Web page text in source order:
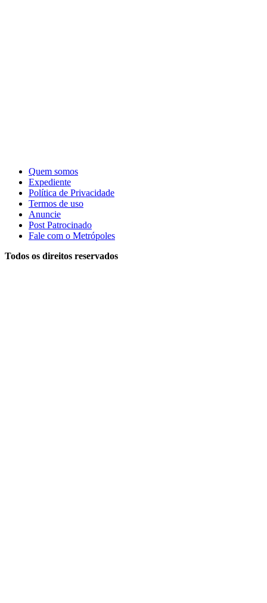
Quem somos
Expediente
Política de Privacidade
Termos de uso
Anuncie
Post Patrocinado
Fale com o Metrópoles
Todos os direitos reservados